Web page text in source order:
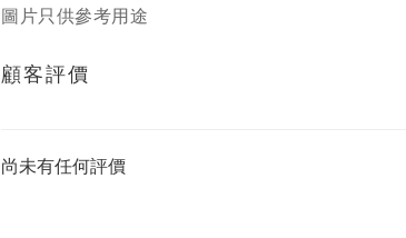
圖片只供參考用途
顧客評價
尚未有任何評價